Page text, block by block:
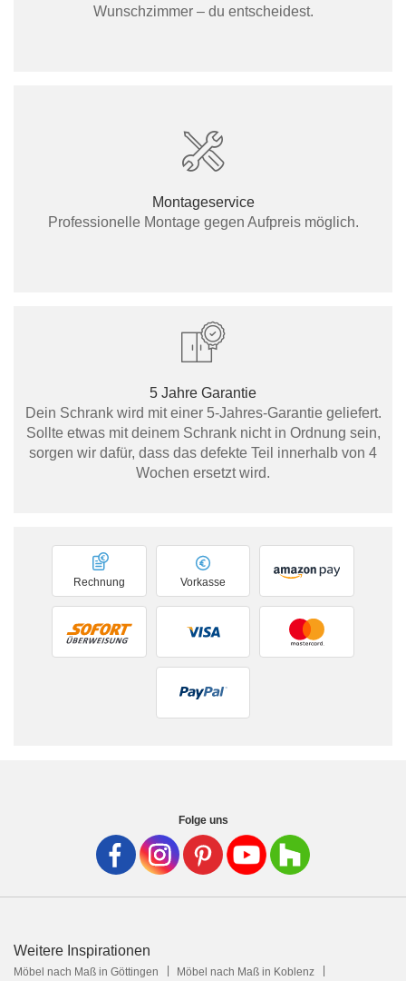
Wunschzimmer – du entscheidest.
Montageservice
Professionelle Montage gegen Aufpreis möglich.
5 Jahre Garantie
Dein Schrank wird mit einer 5-Jahres-Garantie geliefert.
Sollte etwas mit deinem Schrank nicht in Ordnung sein,
sorgen wir dafür, dass das defekte Teil innerhalb von 4
Wochen ersetzt wird.
Vorkasse
Rechnung
Folge uns
Weitere Inspirationen
Möbel nach Maß in Göttingen Möbel nach Maß in Koblenz